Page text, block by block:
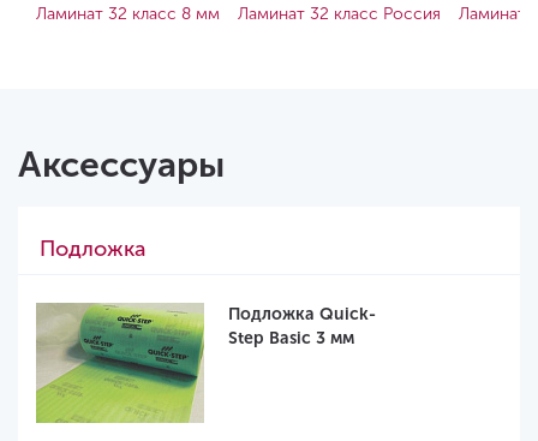
Ламинат 32 класс 8 мм Ламинат 32 класс Россия Ламинат
Аксессуары
Подложка
Подложка Quick-
Step Basic 3 мм